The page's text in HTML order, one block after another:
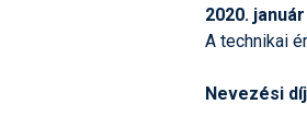
2020.
A technikai
Nevezési